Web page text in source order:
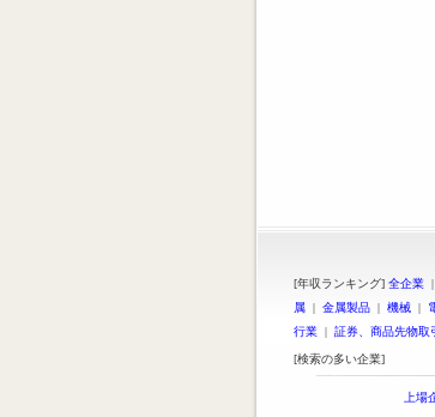
[年収ランキング] 全企業 |
属 | 金属製品 | 機械 |
行業 | 証券、商品先物取
[検索の多い企業]
上場